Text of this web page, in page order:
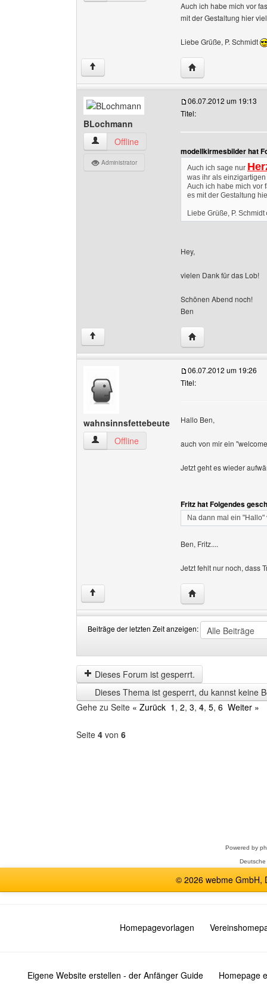
Auch ich habe mich vor
mit der Gestaltung hier
Liebe Grüße, P. Schmidt
↑ Website dieses
BLochmann
BLochmann Benutzer-Profile anzeigen
Offline
Administrator
06.07.2012 um 19:13
Titel:
modellkirmesbilder hat
Auch ich sage nur
was ihr als
Auch ich habe mich vor
es mit der Gestaltung
Liebe Grüße, P. Schmidt
Hey,
vielen Dank für das Lob!
Schönen Abend noch!
Ben
↑ Website dieses
wahnsinnsfettebeute
wahnsinnsfettebeute Benutzer-Profile
Offline
06.07.2012 um 19:26
Titel:
Hallo Ben,
auch von mir ein
Jetzt geht es wieder
Fritz hat Folgendes
Na dann mal ein
Ben, Fritz....
Jetzt fehlt nur noch, dass
↑ Website dieses
Beiträge der letzten Zeit anzeigen:
der
letzten
Zeit
anzeigen
by
Dieses Forum ist gesperrt.
Dieses Thema ist gesperrt, du kannst keine
Gehe zu Seite « Zurück 1 , 2, 3, 4, 5, 6 Weiter »
Seite 4 von 6
Powered by
© 2026 webme GmbH,
Homepagevorlagen
Eigene Website erstellen - der Anfänger Guide Homepage